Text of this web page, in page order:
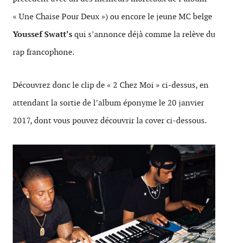
« Une Chaise Pour Deux ») ou encore le jeune MC belge
Youssef Swatt’squi s’annonce déjà comme la relève du
rap francophone.
Découvrez donc le clip de « 2 Chez Moi » ci-dessus, en
attendant la sortie de l’album éponyme le 20 janvier
2017, dont vous pouvez découvrir la cover ci-dessous.